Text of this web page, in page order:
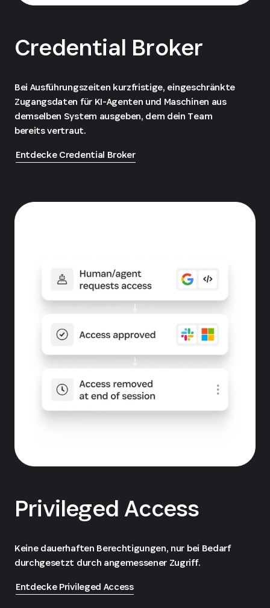
Credential Broker
Bei Ausführungszeiten kurzfristige, eingeschränkte
Zugangsdaten für KI-Agenten und Maschinen aus
demselben System ausgeben, dem dein Team
bereits vertraut.
Entdecke Credential Broker
Privileged Access
Keine dauerhaften Berechtigungen, nur bei Bedarf
durchgesetzt durch angemessener Zugriff.
Entdecke Privileged Access